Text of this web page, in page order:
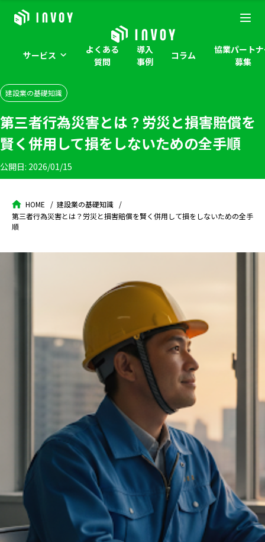
サービス
よくある
質問
導入
事例
コラム
協業パート
募集
建設業の基礎知識
第三者行為災害とは？労災と損害賠償を
賢く併用して損をしないための全手順
公開日: 2026/01/15
HOME
建設業の基礎知識
第三者行為災害とは？労災と損害賠償を賢く併用して損をしないための全手
順